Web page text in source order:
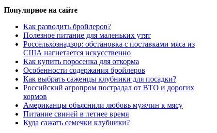
Популярное на сайте
Как разводить бройлеров?
Полезное питание для маленьких утят
Россельхознадзор: обстановка с поставками мяса из
США нагнетается искусственно
Как купить поросенка для откорма
Особенности содержания бройлеров
Как выбрать саженцы клубники для посадки?
Российский агропром пострадал от ВТО и дорогих
кормов
Американцы объяснили любовь мужчин к мясу
Питание свиней в летнее время
Куда сажать семечки клубники?